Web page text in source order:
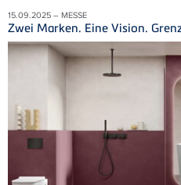
15.09.2025 – MESSE
Zwei Marken. Eine Vision.